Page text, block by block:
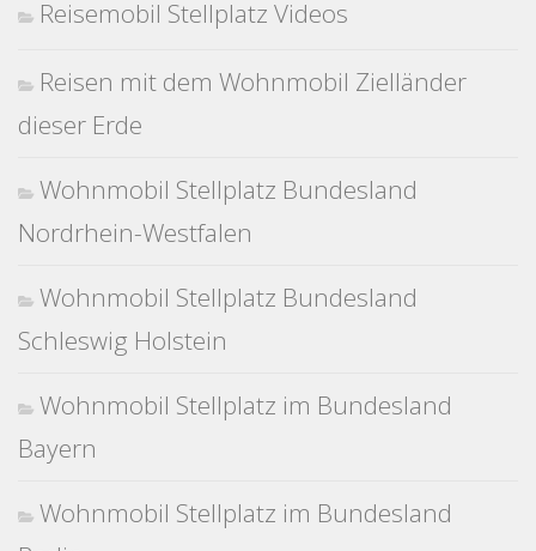
Reisemobil Stellplatz Videos
Reisen mit dem Wohnmobil Zielländer
dieser Erde
Wohnmobil Stellplatz Bundesland
Nordrhein-Westfalen
Wohnmobil Stellplatz Bundesland
Schleswig Holstein
Wohnmobil Stellplatz im Bundesland
Bayern
Wohnmobil Stellplatz im Bundesland